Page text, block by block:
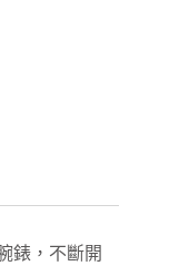
錶，不斷開